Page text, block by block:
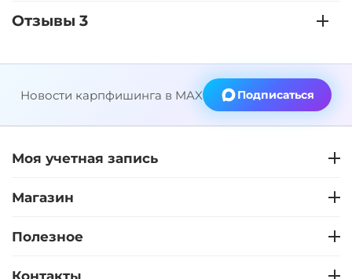
Отзывы 3
Новости карпфишинга в MAX Подписаться
Моя учетная запись
Магазин
Полезное
Контакты